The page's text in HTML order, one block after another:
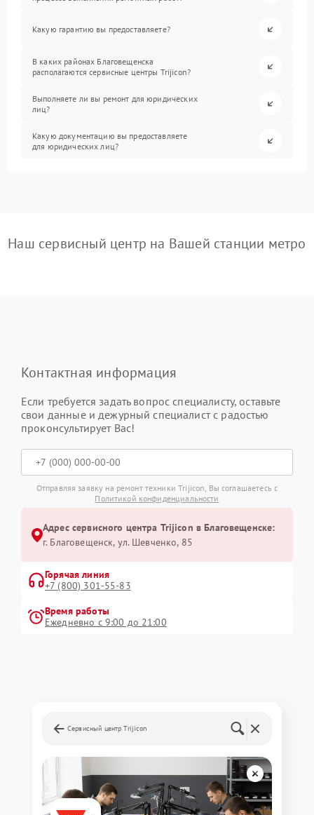
Какую гарантию вы предоставляете?
В каких районах Благовещенска
располагаются сервисные центры Trijicon?
Выполняете ли вы ремонт для юридических
лиц?
Какую документацию вы предоставляете
для юридических лиц?
Наш сервисный центр на Вашей станции метро
Контактная информация
Если требуется задать вопрос специалисту, оставьте
свои данные и дежурный специалист с радостью
проконсультирует Вас!
Отправляя заявку на ремонт техники Trijicon, Вы соглашаетесь с
Политикой конфиденциальности
Адрес сервисного центра Trijicon в Благовещенске:
г. Благовещенск, ул. Шевченко, 85
Горячая линия
+7 (800) 301-55-83
Время работы
Ежедневно с 9:00 до 21:00
Сервисный центр Trijicon